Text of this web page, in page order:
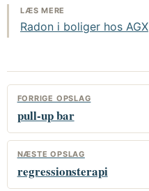
LÆS MERE
Radon i boliger hos AGX
FORRIGE OPSLAG
pull-up bar
NÆSTE OPSLAG
regressionsterapi